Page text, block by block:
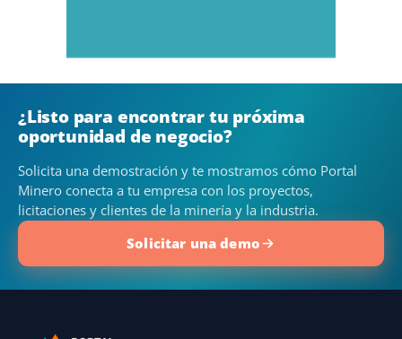
¿Listo para encontrar tu próxima
oportunidad de negocio?
Solicita una demostración y te mostramos cómo Portal
Minero conecta a tu empresa con los proyectos,
licitaciones y clientes de la minería y la industria.
Solicitar una demo